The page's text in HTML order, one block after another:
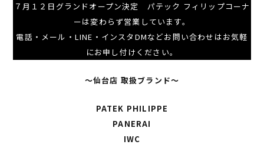
７月１２日グランドオープン決定 パテック フィリップコーナ
ーは変わらず営業しています。
電話・メール・LINE・インスタDMなどお問い合わせはお気軽
にお申し付けください。
〜仙台店 取扱ブランド〜
PATEK PHILIPPE
PANERAI
IWC